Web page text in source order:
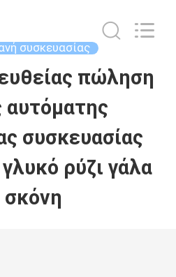
συσκευασίας
πώληση
συσκευασίας
ρύζι γάλα
σκόνη